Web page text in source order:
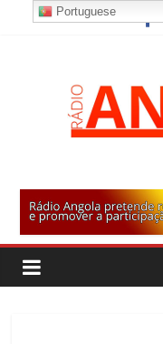
Portuguese